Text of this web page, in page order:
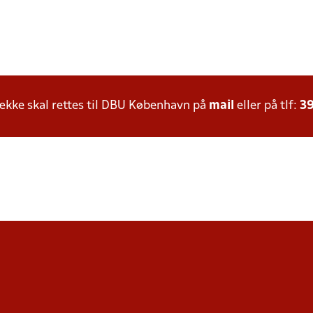
skal rettes til DBU København på mail eller på tlf: